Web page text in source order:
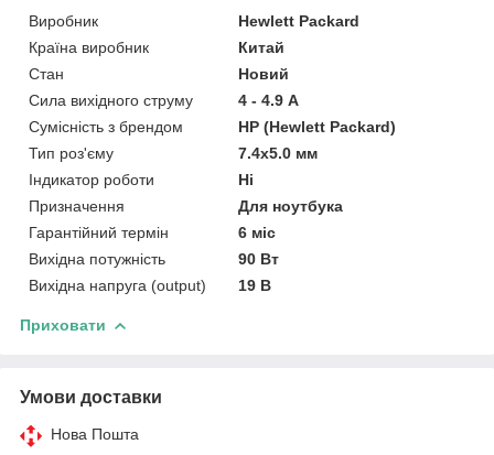
Виробник
Hewlett Packard
Країна виробник
Китай
Стан
Новий
Сила вихідного струму
4 - 4.9 А
Сумісність з брендом
HP (Hewlett Packard)
Тип роз'єму
7.4x5.0 мм
Індикатор роботи
Ні
Призначення
Для ноутбука
Гарантійний термін
6 міс
Вихідна потужність
90 Вт
Вихідна напруга (output)
19 В
Приховати
Умови доставки
Нова Пошта